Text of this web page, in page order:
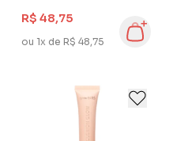
Tangerine
R$ 48,75
ou 1x de R$ 48,75